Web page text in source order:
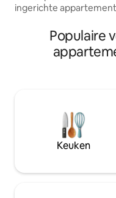
ingerichte
hardhouten vloeren,
klauwvoet en mantels.
accenten en een
van 90 en Bikescore van 97.
verhuren GEEN
met karakter en
shotgun. Stijlvol ingericht met veel
Populaire
Keuken